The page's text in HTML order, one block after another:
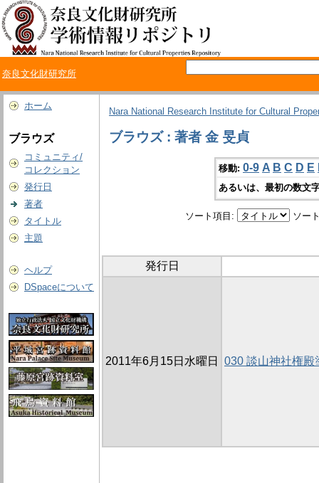
奈良文化財研究所
ホーム
ブラウズ
コミュニティ/
コレクション
発行日
著者
タイトル
主題
ヘルプ
DSpaceについて
Nara National Research Institute for Cultural
ブラウズ : 著者 金 旻貞
移動: 0-9 A B C D E
あるいは、最初の数文
ソート項目: ソー
発行日
2011年6月15日水曜日 030 談山神社権殿